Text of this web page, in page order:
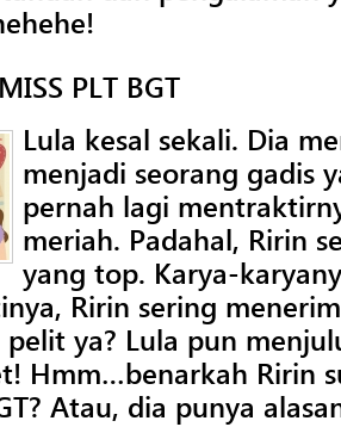
PLT BGT
Lula kesal sekali. Dia
menjadi seorang gadis
pernah lagi
meriah. Padahal, Ririn
yang top. Karya-
Ririn sering
ya? Lula pun
Hmm…benarkah Ririn
Atau, dia punya